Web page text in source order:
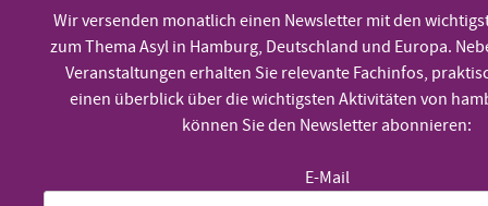
Neue UNHCR-Richtlinien:
Abschiebungen sind dringend
auszusetzen
Wir versenden monatlich einen Newsletter mit den
zum Thema Asyl in Hamburg, Deutschland und Europa.
Veranstaltungen erhalten Sie relevante Fachinfos,
einen überblick über die wichtigsten Aktivitäten von
können Sie den Newsletter abonnieren:
E-Mail